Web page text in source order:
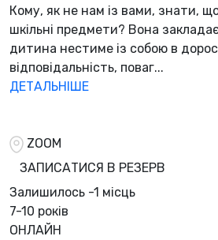
Кому, як не нам із вами, знати,
шкільні предмети? Вона закладає
дитина нестиме із собою в
відповідальність, поваг...
ДЕТАЛЬНІШЕ
ZOOM
ЗАПИСАТИСЯ В РЕЗЕРВ
Залишилось -1 місць
7-10 років
ОНЛАЙН